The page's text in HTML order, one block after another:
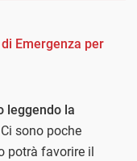
Emergenza per
leggendo la
sono poche
potrà favorire il